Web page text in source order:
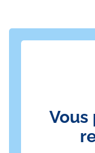
Vous